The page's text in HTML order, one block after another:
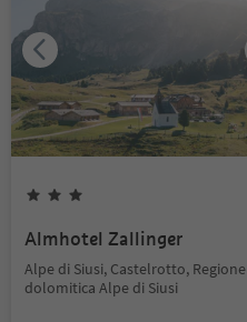
Almhotel Zallinger
Alpe di Siusi, Castelrotto, Regione
dolomitica Alpe di Siusi